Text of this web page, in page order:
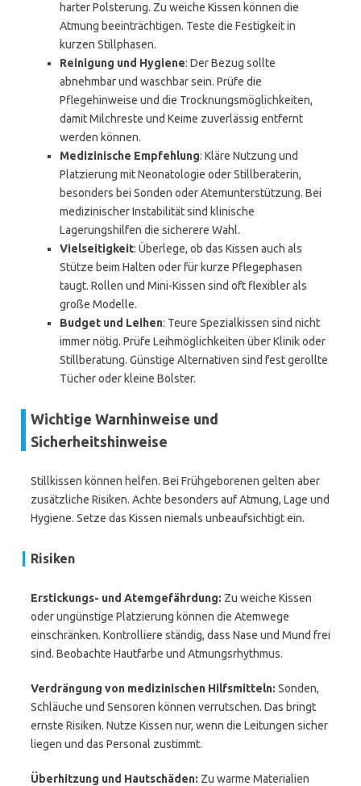
harter Polsterung. Zu weiche Kissen können die
Atmung beeinträchtigen. Teste die Festigkeit in
kurzen Stillphasen.
Reinigung und Hygiene: Der Bezug sollte
abnehmbar und waschbar sein. Prüfe die
Pflegehinweise und die Trocknungsmöglichkeiten,
damit Milchreste und Keime zuverlässig entfernt
werden können.
Medizinische Empfehlung: Kläre Nutzung und
Platzierung mit Neonatologie oder Stillberaterin,
besonders bei Sonden oder Atemunterstützung. Bei
medizinischer Instabilität sind klinische
Lagerungshilfen die sicherere Wahl.
Vielseitigkeit: Überlege, ob das Kissen auch als
Stütze beim Halten oder für kurze Pflegephasen
taugt. Rollen und Mini-Kissen sind oft flexibler als
große Modelle.
Budget und Leihen: Teure Spezialkissen sind nicht
immer nötig. Prüfe Leihmöglichkeiten über Klinik oder
Stillberatung. Günstige Alternativen sind fest gerollte
Tücher oder kleine Bolster.
Wichtige Warnhinweise und
Sicherheitshinweise
Stillkissen können helfen. Bei Frühgeborenen gelten aber
zusätzliche Risiken. Achte besonders auf Atmung, Lage und
Hygiene. Setze das Kissen niemals unbeaufsichtigt ein.
Risiken
Erstickungs- und Atemgefährdung: Zu weiche Kissen
oder ungünstige Platzierung können die Atemwege
einschränken. Kontrolliere ständig, dass Nase und Mund frei
sind. Beobachte Hautfarbe und Atmungsrhythmus.
Verdrängung von medizinischen Hilfsmitteln: Sonden,
Schläuche und Sensoren können verrutschen. Das bringt
ernste Risiken. Nutze Kissen nur, wenn die Leitungen sicher
liegen und das Personal zustimmt.
Überhitzung und Hautschäden: Zu warme Materialien